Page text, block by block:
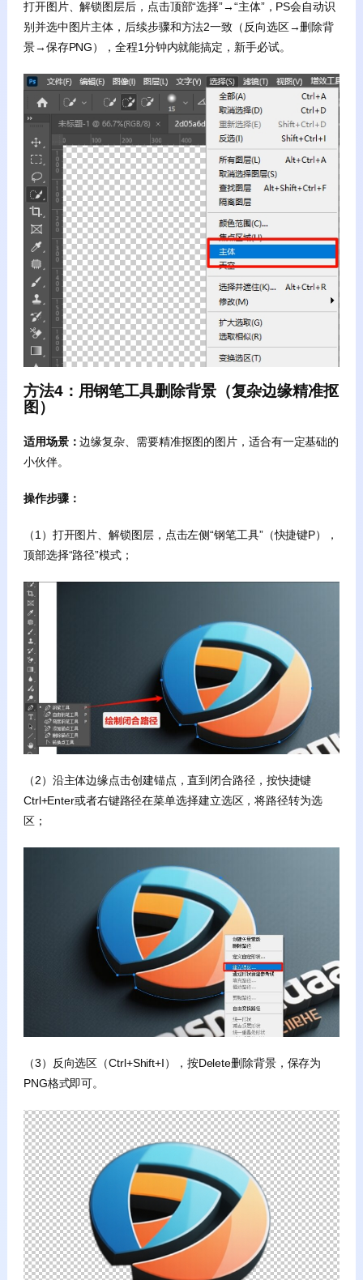
打开图片、解锁图层后，点击顶部“选择”→“主体”，PS会自动识
别并选中图片主体，后续步骤和方法2一致（反向选区→删除背
景→保存PNG），全程1分钟内就能搞定，新手必试。
方法4：用钢笔工具删除背景（复杂边缘精准抠
图）
适用场景：边缘复杂、需要精准抠图的图片，适合有一定基础的
小伙伴。
操作步骤：
（1）打开图片、解锁图层，点击左侧“钢笔工具”（快捷键P），
顶部选择“路径”模式；
（2）沿主体边缘点击创建锚点，直到闭合路径，按快捷键
Ctrl+Enter或者右键路径在菜单选择建立选区，将路径转为选
区；
（3）反向选区（Ctrl+Shift+I），按Delete删除背景，保存为
PNG格式即可。